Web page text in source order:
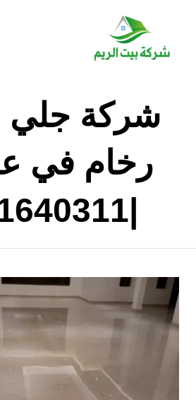
شركة جلي
رخام في
|0501640311